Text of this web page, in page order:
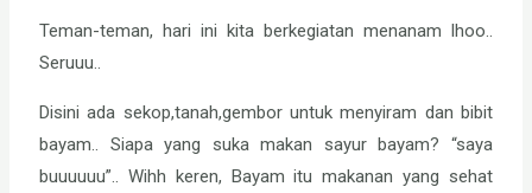
Teman-teman, hari ini kita berkegiatan menanam lhoo..
Seruuu..
Disini ada sekop,tanah,gembor untuk menyiram dan bibit
bayam.. Siapa yang suka makan sayur bayam? “saya
buuuuuu”.. Wihh keren, Bayam itu makanan yang sehat